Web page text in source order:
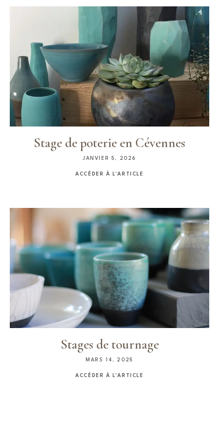
Stage de poterie en Cévennes
JANVIER 5, 2026
ACCÉDER À L'ARTICLE
Stages de tournage
MARS 14, 2025
ACCÉDER À L'ARTICLE